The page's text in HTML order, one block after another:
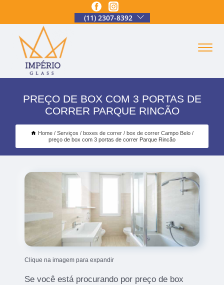
(11) 2307-8392
PREÇO DE BOX COM 3 PORTAS DE
CORRER PARQUE RINCÃO
Home Serviços boxes de correr
box de correr Campo Belo
preço de box com 3 portas de correr Parque Rincão
Clique na imagem para expandir
Se você está procurando por preço de box